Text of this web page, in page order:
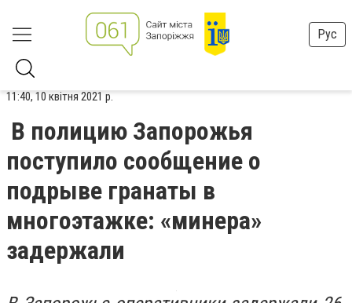
Рус
11:40, 10 квітня 2021 р.
В полицию Запорожья
поступило сообщение о
подрыве гранаты в
многоэтажке: «минера»
задержали